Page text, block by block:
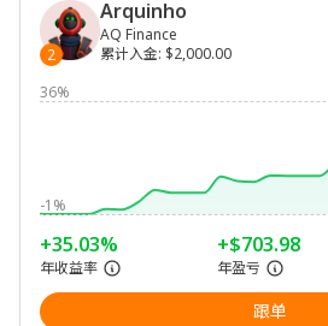
2
Arquinho
AQ Finance
累计入金: $2,000.00
36%
-1%
+35.03%
年收益率
+$703.98
年盈亏
跟单